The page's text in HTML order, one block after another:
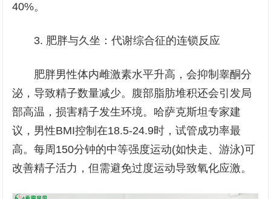
40%。
3. 肥胖与久坐：代谢综合征的连锁反应
肥胖男性体内雌激素水平升高，会抑制睾酮分
泌，导致精子数量减少。腹部脂肪堆积还会引发局
部高温，损害精子发生环境。哈萨克斯坦专家建
议，男性BMI控制在18.5-24.9时，试管成功率最
高。每周150分钟的中等强度运动(如快走、游泳)可
改善精子活力，但需避免过度运动导致氧化应激。